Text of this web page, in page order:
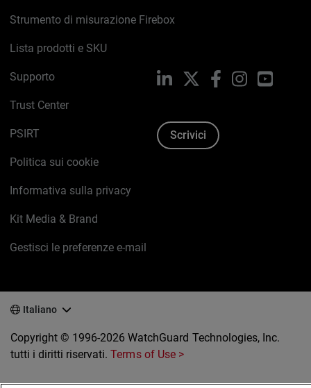
Strumento di misurazione Firebox
Lista prodotti e SKU
Supporto
Trust Center
PSIRT
Politica sui cookie
Informativa sulla privacy
Kit Media & Brand
Gestisci le preferenze e-mail
LinkedIn FacebookInstagram
Scrivici
Italiano
Copyright © 1996-2026 WatchGuard Technologies, Inc.
tutti i diritti riservati.Terms of Use >